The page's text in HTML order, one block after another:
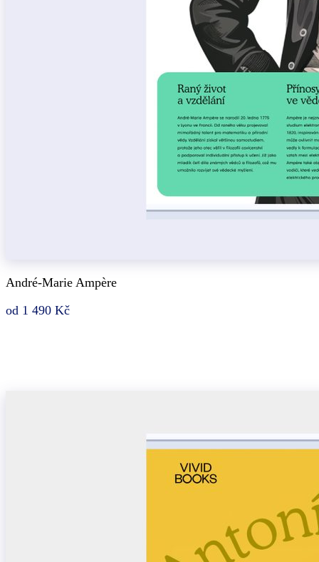
André-Marie Ampère
od 1 490 Kč